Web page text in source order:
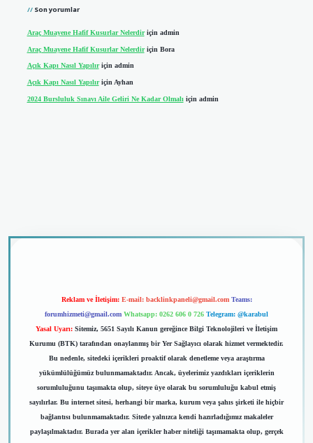
Son yorumlar
Araç Muayene Hafif Kusurlar Nelerdiriçin admin
Araç Muayene Hafif Kusurlar Nelerdiriçin Bora
Açık Kapı Nasıl Yapılıriçin admin
Açık Kapı Nasıl Yapılıriçin Ayhan
2024 Bursluluk Sınavı Aile Geliri Ne Kadar Olmalıiçin admin
Reklam ve İletişim: E-mail: backlinkpaneli@gmail.com Teams:
forumhizmeti@gmail.com Whatsapp: 0262 606 0 726 Telegram: @karabul
Yasal Uyarı: Sitemiz, 5651 Sayılı Kanun gereğince Bilgi Teknolojileri ve İletişim
Kurumu (BTK) tarafından onaylanmış bir Yer Sağlayıcı olarak hizmet vermektedir.
Bu nedenle, sitedeki içerikleri proaktif olarak denetleme veya araştırma
yükümlülüğümüz bulunmamaktadır. Ancak, üyelerimiz yazdıkları içeriklerin
sorumluluğunu taşımakta olup, siteye üye olarak bu sorumluluğu kabul etmiş
sayılırlar. Bu internet sitesi, herhangi bir marka, kurum veya şahıs şirketi ile hiçbir
bağlantısı bulunmamaktadır. Sitede yalnızca kendi hazırladığımız makaleler
paylaşılmaktadır. Burada yer alan içerikler haber niteliği taşımamakta olup, gerçek